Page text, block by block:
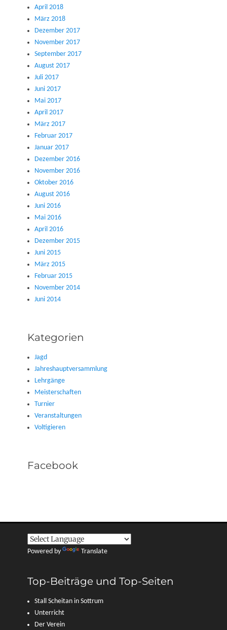
April 2018
März 2018
Dezember 2017
November 2017
September 2017
August 2017
Juli 2017
Juni 2017
Mai 2017
April 2017
März 2017
Februar 2017
Januar 2017
Dezember 2016
November 2016
Oktober 2016
August 2016
Juni 2016
Mai 2016
April 2016
Dezember 2015
Juni 2015
März 2015
Februar 2015
November 2014
Juni 2014
Kategorien
Jagd
Jahreshauptversammlung
Lehrgänge
Meisterschaften
Turnier
Veranstaltungen
Voltigieren
Facebook
Powered by Translate
Top-Beiträge und Top-Seiten
Stall Scheitan in Sottrum
Unterricht
Der Verein